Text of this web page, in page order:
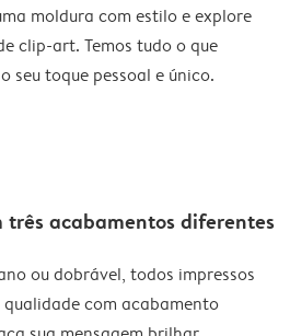
moldura com estilo e explore
clip-art. Temos tudo o que
seu toque pessoal e único.
três acabamentos diferentes
ou dobrável, todos impressos
com acabamento